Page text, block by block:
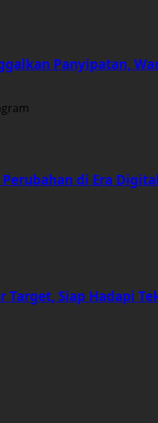
Panyipatan,
di Era
Siap Hadapi